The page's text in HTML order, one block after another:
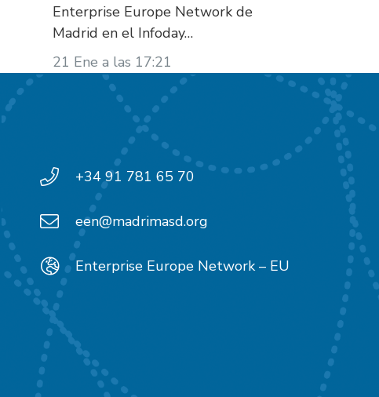
Enterprise Europe Network de
Madrid en el Infoday…
21 Ene a las 17:21
+34 91 781 65 70
een@madrimasd.org
Enterprise Europe Network – EU